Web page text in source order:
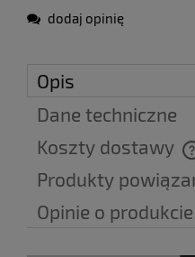
dodaj opinię
Opis
Dane techniczne
Koszty dostawy
Cena nie zawiera
Produkty
Opinie o